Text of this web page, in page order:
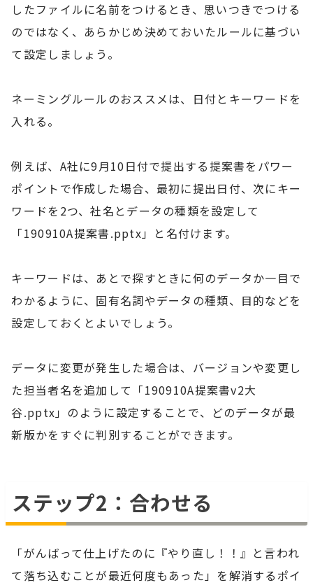
したファイルに名前をつけるとき、思いつきでつける
のではなく、あらかじめ決めておいたルールに基づい
て設定しましょう。
ネーミングルールのおススメは、日付とキーワードを
入れる。
例えば、A社に9月10日付で提出する提案書をパワー
ポイントで作成した場合、最初に提出日付、次にキー
ワードを2つ、社名とデータの種類を設定して
「190910A提案書.pptx」と名付けます。
キーワードは、あとで探すときに何のデータか一目で
わかるように、固有名詞やデータの種類、目的などを
設定しておくとよいでしょう。
データに変更が発生した場合は、バージョンや変更し
た担当者名を追加して「190910A提案書v2大
谷.pptx」のように設定することで、どのデータが最
新版かをすぐに判別することができます。
ステップ2：合わせる
「がんばって仕上げたのに『やり直し！！』と言われ
て落ち込むことが最近何度もあった」を解消するポイ